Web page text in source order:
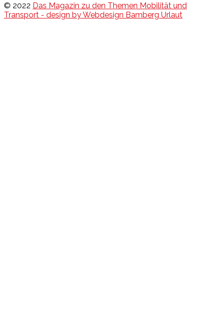
© 2022 Das Magazin zu den Themen Mobilität und
Transport - design by Webdesign Bamberg Urlaut